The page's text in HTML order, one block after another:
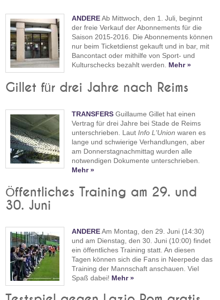
ANDEREAb Mittwoch, den 1. Juli, beginnt
der freie Verkauf der Abonnements für die
Saison 2015-2016. Die Abonnements können
nur beim Ticketdienst gekauft und in bar, mit
Bancontact oder mithilfe von Sport- und
Kulturschecks bezahlt werden. Mehr »
Gillet für drei Jahre nach Reims
TRANSFERS Guillaume Gillet hat einen
Vertrag für drei Jahre bei Stade de Reims
unterschrieben. LautInfo L'Union waren es
lange und schwierige Verhandlungen, aber
am Donnerstagnachmittag wurden alle
notwendigen Dokumente unterschrieben.
Mehr »
Öffentliches Training am 29. und
30. Juni
ANDEREAm Montag, den 29. Juni (14:30)
und am Dienstag, den 30. Juni (10:00) findet
ein öffentliches Training statt. An diesen
Tagen können sich die Fans in Neerpede das
Training der Mannschaft anschauen. Viel
Spaß dabei! Mehr »